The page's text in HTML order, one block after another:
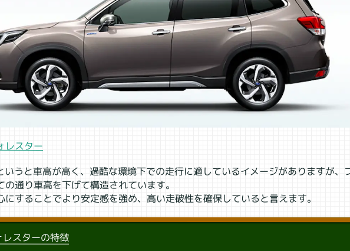
レスター
いうと車高が高く、過酷な環境下での走行に適しているイメージがありますが、
の通り車高を下げて構造されています。
にすることでより安定感を強め、高い走破性を確保していると言えます。
スターの特徴